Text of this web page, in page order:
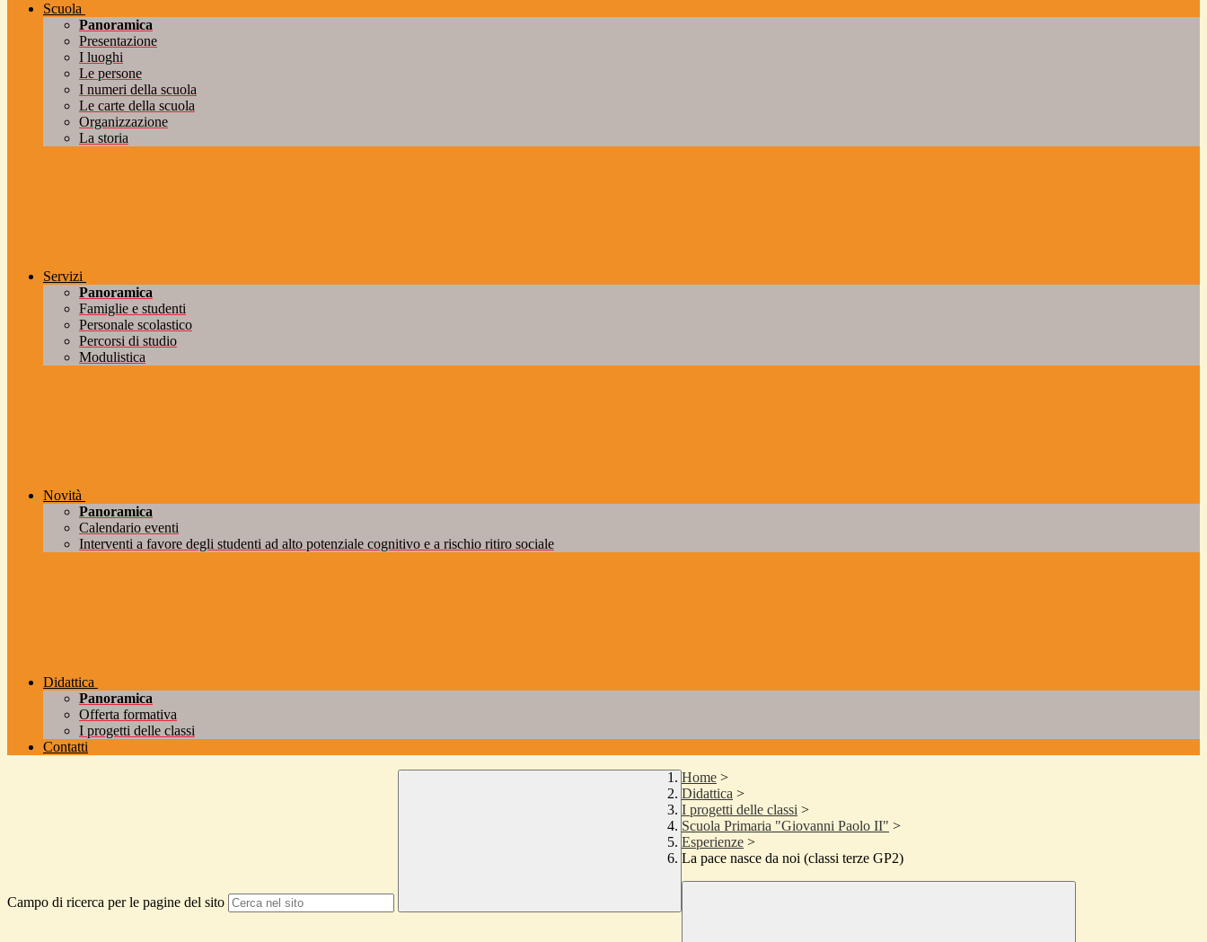
Scuola
Panoramica
Presentazione
I luoghi
Le persone
I numeri della scuola
Le carte della scuola
Organizzazione
La storia
Servizi
Panoramica
Famiglie e studenti
Personale scolastico
Percorsi di studio
Modulistica
Novità
Panoramica
Calendario eventi
Interventi a favore degli studenti ad alto potenziale cognitivo e a rischio ritiro sociale
Didattica
Panoramica
Offerta formativa
I progetti delle classi
Contatti
Campo di ricerca per le pagine del sito
Home >
Didattica >
I progetti delle classi >
Scuola Primaria "Giovanni Paolo II" >
Esperienze >
La pace nasce da noi (classi terze GP2)